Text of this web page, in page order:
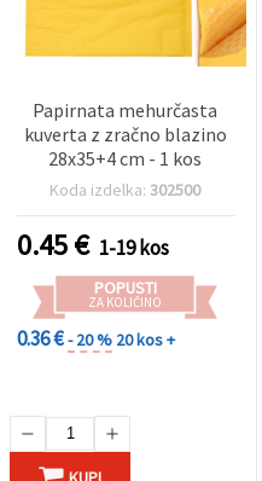
Papirnata mehurčasta
kuverta z zračno blazino
28x35+4 cm - 1 kos
Koda izdelka:302500
0.45€ 1-19 kos
POPUSTI
ZA KOLIČINO
0.36 €- 20 % 20 kos +